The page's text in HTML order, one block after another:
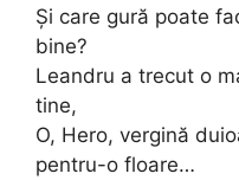
Și care gură poate
bine?
Leandru a trecut o
tine,
O, Hero, vergină
pentru-o floare…